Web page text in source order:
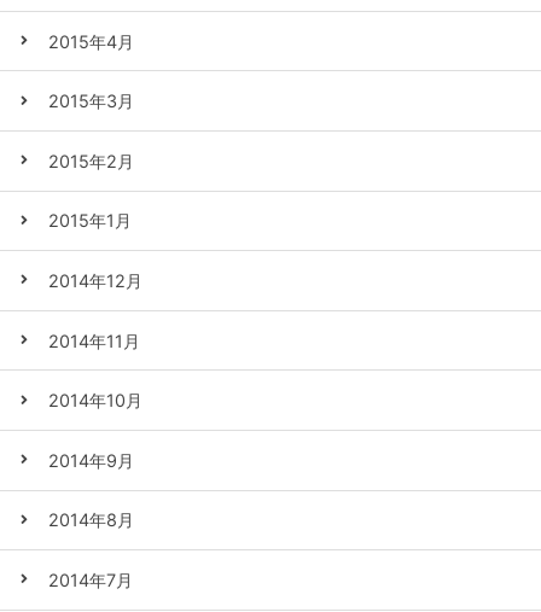
2015年4月
2015年3月
2015年2月
2015年1月
2014年12月
2014年11月
2014年10月
2014年9月
2014年8月
2014年7月